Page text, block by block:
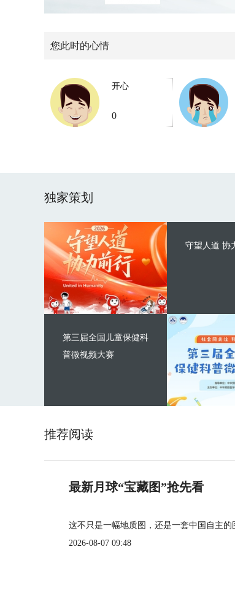
您此时的心情
开心
0
独家策划
守望人道 协
第三届全国儿童保健科
普微视频大赛
推荐阅读
最新月球“宝藏图”抢先看
这不只是一幅地质图，还是一套中国自主的
2026-08-07 09:48